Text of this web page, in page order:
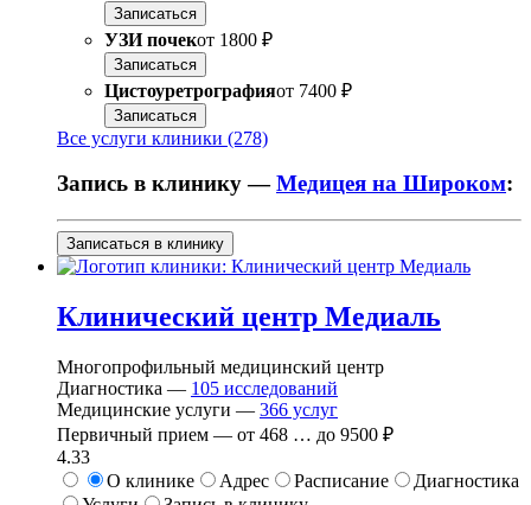
Записаться
УЗИ почекот 1800 ₽
Записаться
Цистоуретрографияот 7400 ₽
Записаться
Все услуги клиники (278)
Запись в клинику —Медицея на Широком:
Записаться в клинику
Клинический центр Медиаль
Многопрофильный медицинский центр
Диагностика — 105 исследований
Медицинские услуги — 366 услуг
Первичный прием — от 468 … до 9500 ₽
4.33
О клинике
Адрес Расписание
Диагностика